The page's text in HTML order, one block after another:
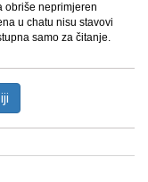
obriše neprimjeren
u chatu nisu stavovi
samo za čitanje.